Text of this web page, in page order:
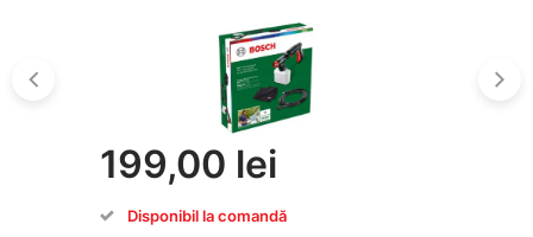
199,00 lei
Disponibil la comandă